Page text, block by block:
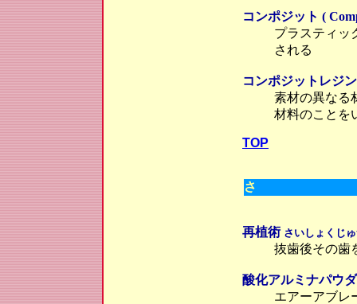
コンポジット (
プラスティッ
される
コンポジットレジ
素材の異なる
材料のことを
TOP
さ
再植術 さいしょくじ
抜歯後その歯
酸化アルミナパウ
エアーアブレ